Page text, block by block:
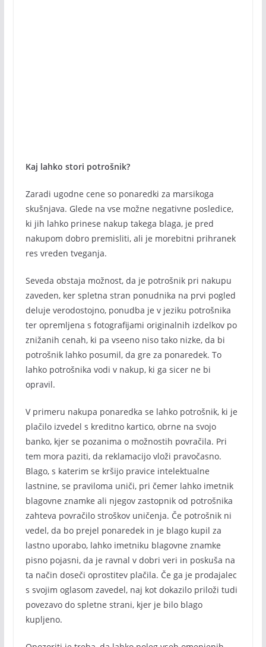
Kaj lahko stori potrošnik?
Zaradi ugodne cene so ponaredki za marsikoga
skušnjava. Glede na vse možne negativne posledice,
ki jih lahko prinese nakup takega blaga, je pred
nakupom dobro premisliti, ali je morebitni prihranek
res vreden tveganja.
Seveda obstaja možnost, da je potrošnik pri nakupu
zaveden, ker spletna stran ponudnika na prvi pogled
deluje verodostojno, ponudba je v jeziku potrošnika
ter opremljena s fotografijami originalnih izdelkov po
znižanih cenah, ki pa vseeno niso tako nizke, da bi
potrošnik lahko posumil, da gre za ponaredek. To
lahko potrošnika vodi v nakup, ki ga sicer ne bi
opravil.
V primeru nakupa ponaredka se lahko potrošnik, ki je
plačilo izvedel s kreditno kartico, obrne na svojo
banko, kjer se pozanima o možnostih povračila. Pri
tem mora paziti, da reklamacijo vloži pravočasno.
Blago, s katerim se kršijo pravice intelektualne
lastnine, se praviloma uniči, pri čemer lahko imetnik
blagovne znamke ali njegov zastopnik od potrošnika
zahteva povračilo stroškov uničenja. Če potrošnik ni
vedel, da bo prejel ponaredek in je blago kupil za
lastno uporabo, lahko imetniku blagovne znamke
pisno pojasni, da je ravnal v dobri veri in poskuša na
ta način doseči oprostitev plačila. Če ga je prodajalec
s svojim oglasom zavedel, naj kot dokazilo priloži tudi
povezavo do spletne strani, kjer je bilo blago
kupljeno.